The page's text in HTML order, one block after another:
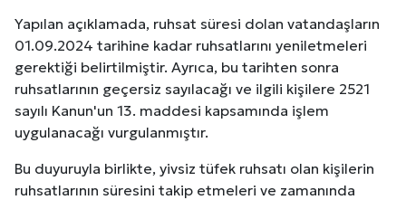
Yapılan açıklamada, ruhsat süresi dolan vatandaşların
01.09.2024 tarihine kadar ruhsatlarını yeniletmeleri
gerektiği belirtilmiştir. Ayrıca, bu tarihten sonra
ruhsatlarının geçersiz sayılacağı ve ilgili kişilere 2521
sayılı Kanun'un 13. maddesi kapsamında işlem
uygulanacağı vurgulanmıştır.
Bu duyuruyla birlikte, yivsiz tüfek ruhsatı olan kişilerin
ruhsatlarının süresini takip etmeleri ve zamanında